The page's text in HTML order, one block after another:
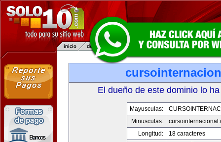
El dueño de este dominio lo
Mayusculas:
Minusculas:
Longitud:
18 caracteres